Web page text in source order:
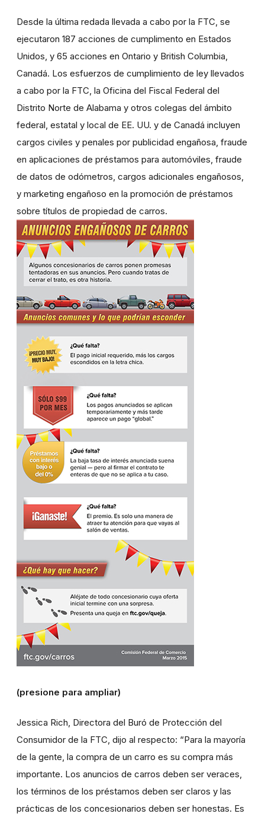
Desde la última redada llevada a cabo por la FTC, se
ejecutaron 187 acciones de cumplimento en Estados
Unidos, y 65 acciones en Ontario y British Columbia,
Canadá. Los esfuerzos de cumplimiento de ley llevados
a cabo por la FTC, la Oficina del Fiscal Federal del
Distrito Norte de Alabama y otros colegas del ámbito
federal, estatal y local de EE. UU. y de Canadá incluyen
cargos civiles y penales por publicidad engañosa, fraude
en aplicaciones de préstamos para automóviles, fraude
de datos de odómetros, cargos adicionales engañosos,
y marketing engañoso en la promoción de préstamos
sobre títulos de propiedad de carros.
(presione para ampliar)
Jessica Rich, Directora del Buró de Protección del
Consumidor de la FTC, dijo al respecto: “Para la mayoría
de la gente, la compra de un carro es su compra más
importante. Los anuncios de carros deben ser veraces,
los términos de los préstamos deben ser claros y las
prácticas de los concesionarios deben ser honestas. Es